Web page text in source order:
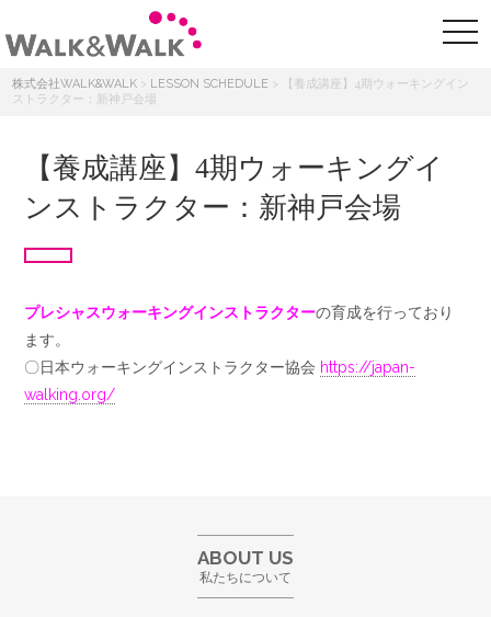
株式会社WALK&WALK > LESSON SCHEDULE >
【養成講座】4期ウォーキングイン
ストラクター：新神戸会場
【養成講座】4期ウォーキングイ
ンストラクター：新神戸会場
プレシャスウォーキングインストラクターの育成を行っており
ます。
〇日本ウォーキングインストラクター協会 https://japan-
walking.org/
ABOUT US
私たちについて